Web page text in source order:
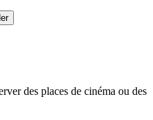
des places de cinéma ou des